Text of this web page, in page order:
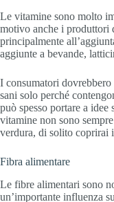
Le vitamine sono molto
motivo anche i
principalmente
aggiunte a bevande,
I consumatori dovrebbero
sani solo perché
può spesso portare a
vitamine non sono
verdura, di solito coprirai
Fibra alimentare
Le fibre alimentari sono
un’importante influenza